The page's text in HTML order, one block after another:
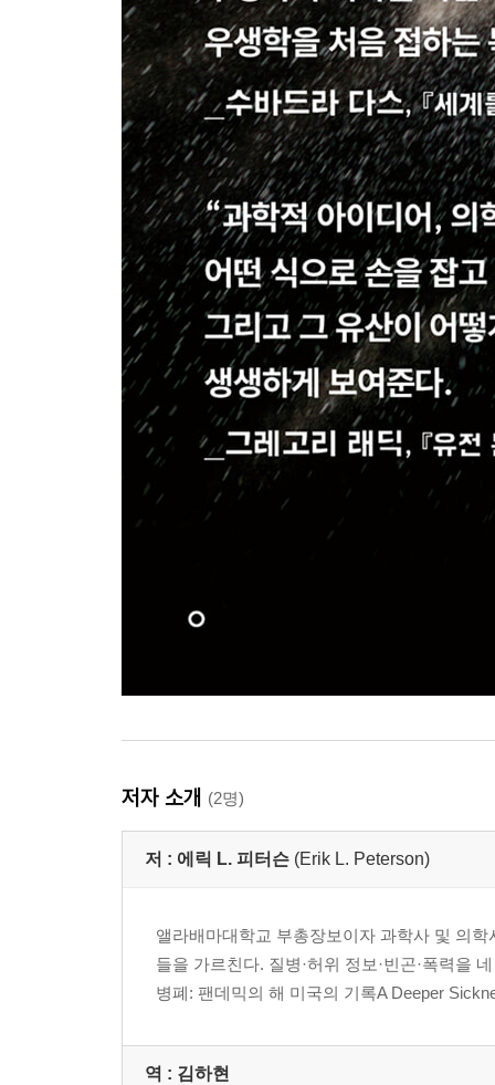
저자 소개 (2명)
저 : 에릭 L. 피터슨 (Erik L. Peterson)
앨라배마대학교 부총장보이자 과학사 및 의
들을 가르친다. 질병·허위 정보·빈곤·폭력을
병폐: 팬데믹의 해 미국의 기록A Deeper
역 : 김하현